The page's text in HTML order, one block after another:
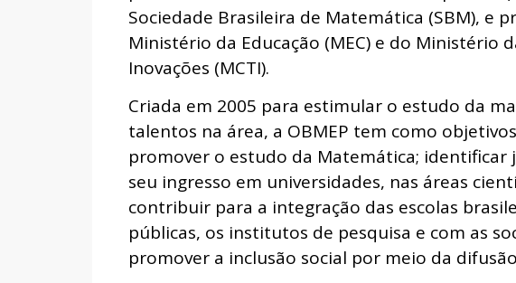
Sociedade Brasileira de Matemática (SBM), e
Ministério da Educação (MEC) e do Ministério
Inovações (MCTI).
Criada em 2005 para estimular o estudo da
talentos na área, a OBMEP tem como
promover o estudo da Matemática; identificar
seu ingresso em universidades, nas áreas
contribuir para a integração das escolas
públicas, os institutos de pesquisa e com as
promover a inclusão social por meio da